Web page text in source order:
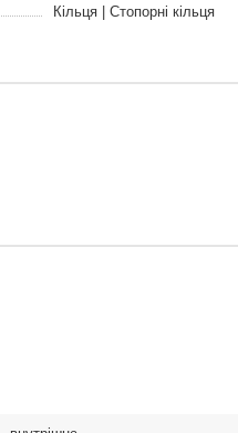
Кільця | Стопорні кільця